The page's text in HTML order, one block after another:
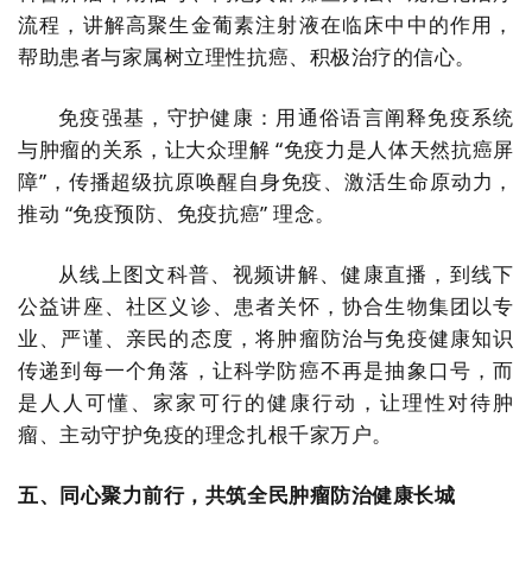
流程，讲解高聚生金葡素注射液在临床中中的作用，
帮助患者与家属树立理性抗癌、积极治疗的信心。
免疫强基，守护健康：用通俗语言阐释免疫系统
与肿瘤的关系，让大众理解 “免疫力是人体天然抗癌屏
障”，传播超级抗原唤醒自身免疫、激活生命原动力，
推动 “免疫预防、免疫抗癌” 理念。
从线上图文科普、视频讲解、健康直播，到线下
公益讲座、社区义诊、患者关怀，协合生物集团以专
业、严谨、亲民的态度，将肿瘤防治与免疫健康知识
传递到每一个角落，让科学防癌不再是抽象口号，而
是人人可懂、家家可行的健康行动，让理性对待肿
瘤、主动守护免疫的理念扎根千家万户。
五、同心聚力前行，共筑全民肿瘤防治健康长城